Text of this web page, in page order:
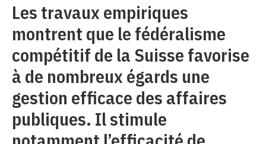
Les travaux empiriques
montrent que le fédéralisme
compétitif de la Suisse favorise
à de nombreux égards une
gestion efficace des affaires
publiques. Il stimule